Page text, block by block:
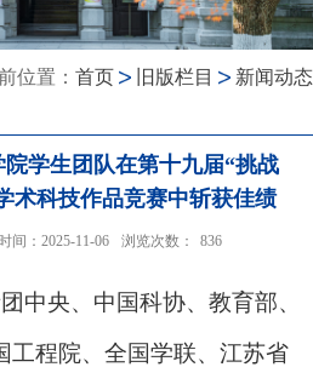
位置： 首页 旧版栏目 新闻动态
学生团队在第十九届“挑战
术科技作品竞赛中斩获佳绩
间：2025-11-06 浏览次数： 836
中央、中国科协、教育部、
工程院、全国学联、江苏省